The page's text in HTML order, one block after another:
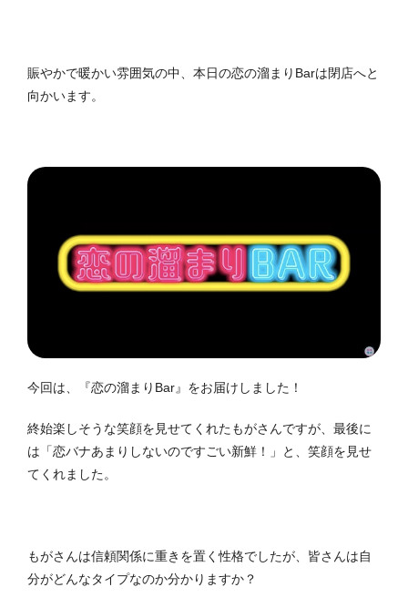
賑やかで暖かい雰囲気の中、本日の恋の溜まりBarは閉店へと
向かいます。
今回は、『恋の溜まりBar』をお届けしました！
終始楽しそうな笑顔を見せてくれたもがさんですが、最後に
は「恋バナあまりしないのですごい新鮮！」と、笑顔を見せ
てくれました。
もがさんは信頼関係に重きを置く性格でしたが、皆さんは自
分がどんなタイプなのか分かりますか？